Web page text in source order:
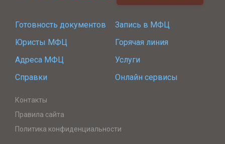
Готовность документов
Запись в МФЦ
Юристы МФЦ
Горячая линия
Адреса МФЦ
Услуги
Справки
Онлайн сервисы
Контакты
Правила сайта
Политика конфиденциальности